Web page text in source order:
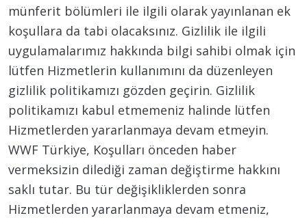
münferit bölümleri ile ilgili olarak yayınlanan ek
koşullara da tabi olacaksınız. Gizlilik ile ilgili
uygulamalarımız hakkında bilgi sahibi olmak için
lütfen Hizmetlerin kullanımını da düzenleyen
gizlilik politikamızı gözden geçirin. Gizlilik
politikamızı kabul etmemeniz halinde lütfen
Hizmetlerden yararlanmaya devam etmeyin.
WWF Türkiye, Koşulları önceden haber
vermeksizin dilediği zaman değiştirme hakkını
saklı tutar. Bu tür değişikliklerden sonra
Hizmetlerden yararlanmaya devam etmeniz,